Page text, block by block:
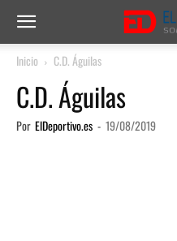
Inicio C.D. Águilas
C.D. Águilas
Por ElDeportivo.es - 19/08/2019